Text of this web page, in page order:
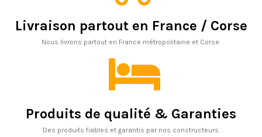
Livraison partout en France / Corse
Nous livrons partout en France métropolitaine et Corse.
Produits de qualité & Garanties
Des produits fiables et garantis par nos constructeurs.